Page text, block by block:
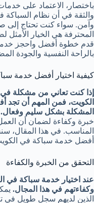
باختصار، الاعتماد على
والثقة في أن نظام
وآمن. سواء كنت تحتاج إلى
المحترفة هي الخيار الأمثل
قدم خطوة أفضل واحجز
بالراحة النفسية والجودة
كيفية اختيار أفضل خدمة
إذا كنت تعاني من مشكلة
الكويت، فمن المهم أن
المشكلة بشكل سليم وفعال.
خبرة وكفاءة لضمان أن
المناسب. في هذا المقال،
أفضل خدمة سباكة في
التحقق من الخبرة والكفاءة
عند اختيار خدمة سباكة في
وكفاءتهم في هذا المجال.
الذين لديهم سجل طويل في